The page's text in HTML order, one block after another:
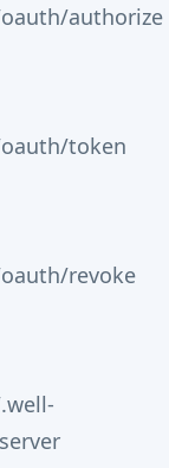
authorize
token
revoke